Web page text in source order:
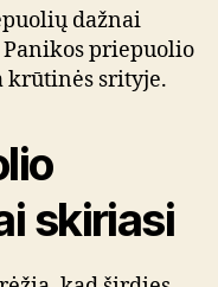
dažnai
priepuolio
krūtinės srityje.
skiriasi